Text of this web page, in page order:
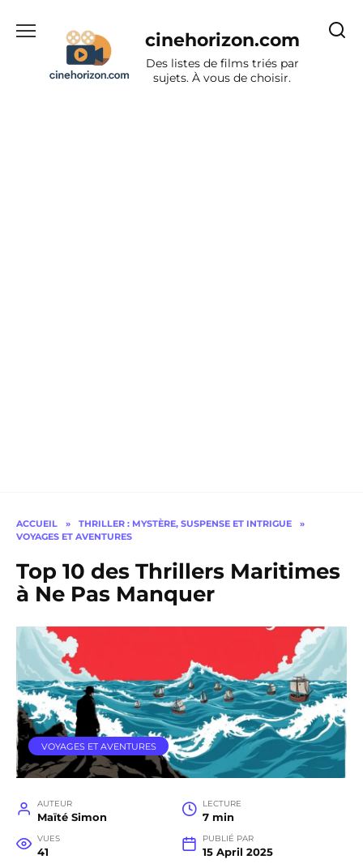
cinehorizon.com
Des listes de films triés par
sujets. À vous de choisir.
ACCUEIL » THRILLER : MYSTÈRE, SUSPENSE ET INTRIGUE
»
VOYAGES ET AVENTURES
Top 10 des Thrillers Maritimes
à Ne Pas Manquer
VOYAGES ET AVENTURES
AUTEUR
Maïté Simon
LECTURE
7 min
VUES
41
PUBLIÉ PAR
15 April 2025